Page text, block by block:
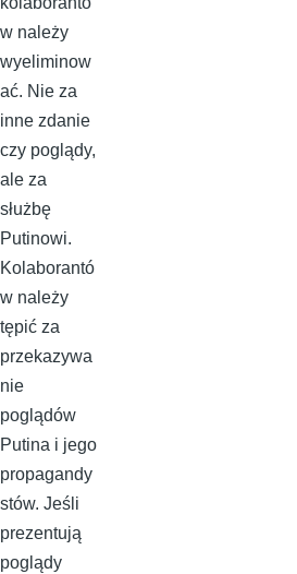
w należy
wyeliminow
ać. Nie za
inne zdanie
czy poglądy,
ale za
służbę
Putinowi.
Kolaborantó
w należy
tępić za
przekazywa
nie
poglądów
Putina i jego
propagandy
stów. Jeśli
prezentują
poglądy